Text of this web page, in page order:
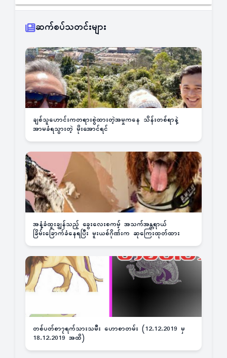
ဆက်စပ်သတင်းများ
ချစ်သူဟောင်းကတရားစွဲထားတဲ့အမှုကနေ သိန်းတစ်ရာနဲ့
အာမခံရသွားတဲ့ မိုးအောင်ရင်
အနံ့ခံထူးချွန်သည့် ခွေးလေးစကမ့် အသက်အန္တရာယ်
ခြိမ်းခြောက်ခံနေရပြီး မူးယစ်ဂိုဏ်းက ဆုကြေးထုတ်ထား
တစ်ပတ်စာ၇ရက်သားသမီး ဟောစာတမ်း (12.12.2019 မှ
18.12.2019 အထိ)